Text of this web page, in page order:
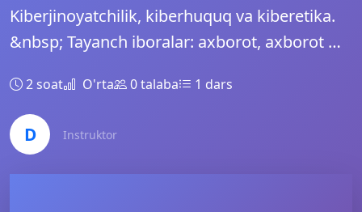
Kiberjinoyatchilik, kiberhuquq va kiberetika.
&nbsp; Tayanch iboralar: axborot, axborot …
2 soat O'rta 0 talaba 1 dars
D Instruktor